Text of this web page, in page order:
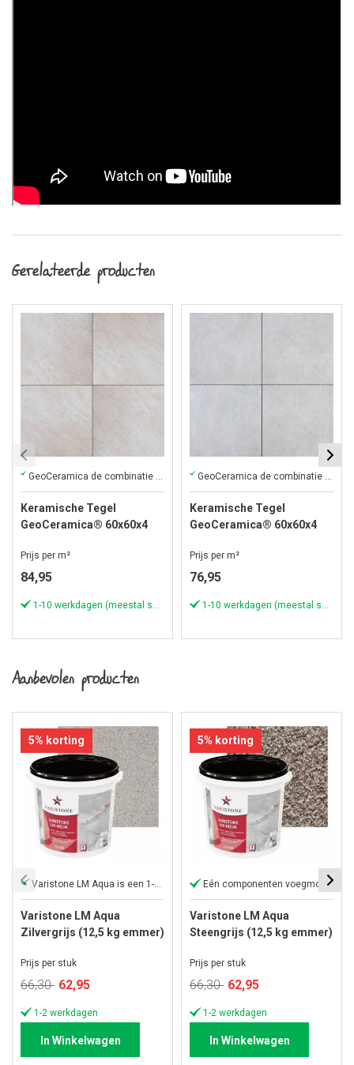
Gerelateerde producten
GeoCeramica de combinatie van keramiek en beton in één tegel
Keramische Tegel
GeoCeramica® 60x60x4
Prijs per m²
84,95
1-10 werkdagen (meestal sneller)
GeoCeramica de combinatie van keramiek en beton in één tegel
Keramische Tegel
GeoCeramica® 60x60x4
Prijs per m²
76,95
1-10 werkdagen (meestal sneller)
Aanbevolen producten
5% korting
Varistone LM Aqua is een 1-component
Varistone LM Aqua
Zilvergrijs (12,5 kg emmer)
Prijs per stuk
66,30 Speciale
62,95
1-2 werkdagen
In Winkelwagen
5% korting
Eén componenten voegmortel
Varistone LM Aqua
Steengrijs (12,5 kg emmer)
Prijs per stuk
66,30 Speciale
62,95
1-2 werkdagen
In Winkelwagen